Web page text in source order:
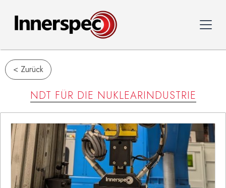
< Zurück
NDT FÜR DIE NUKLEARINDUSTRIE